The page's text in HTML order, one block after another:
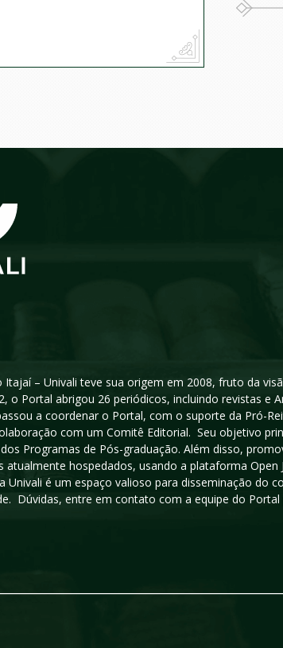
– Univali teve sua origem em 2008, fruto da
o Portal abrigou 26 periódicos, incluindo revistas e
a coordenar o Portal, com o suporte da Pró-
com um Comitê Editorial. Seu objetivo
Programas de Pós-graduação. Além disso,
hospedados, usando a plataforma Open
Univali é um espaço valioso para disseminação do
Dúvidas, entre em contato com a equipe do Portal